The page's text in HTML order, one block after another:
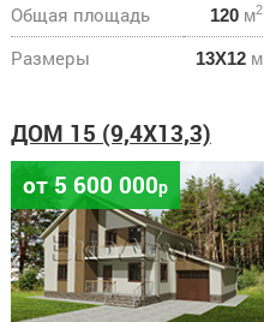
Общая площадь 120м2
Размеры 13Х12м
ДОМ 15 (9,4X13,3)
от 5 600 000р